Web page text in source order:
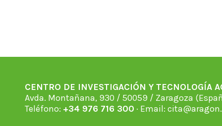
CENTRO DE INVESTIGACIÓN Y TECNOLOGÍA
Avda. Montañana, 930 / 50059 / Zaragoza
Teléfono: +34 976 716 300 · Email: